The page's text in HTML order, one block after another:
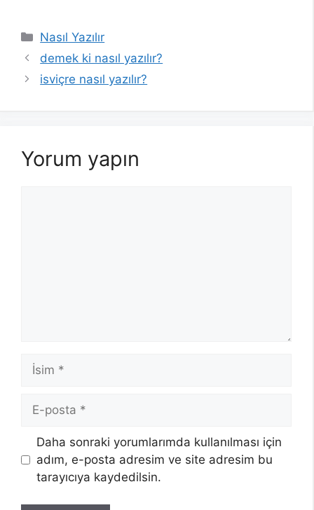
Kategoriler
Nasıl Yazılır
demek ki nasıl yazılır?
isviçre nasıl yazılır?
Yorum yapın
İsim
posta
Daha sonraki yorumlarımda kullanılması için
adım, e-posta adresim ve site adresim bu
tarayıcıya kaydedilsin.